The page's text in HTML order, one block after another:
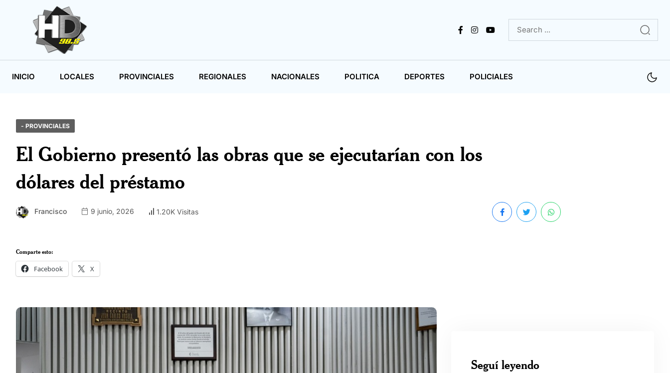
INICIO LOCALES PROVINCIALES REGIONALES NACIONALES POLITICA DEPORTES POLICIALES
- PROVINCIALES
El Gobierno presentó las obras que se ejecutarían con los
dólares del préstamo
Francisco 9 junio, 2026 1.20K Visitas
Comparte esto:
Facebook X
Seguí leyendo